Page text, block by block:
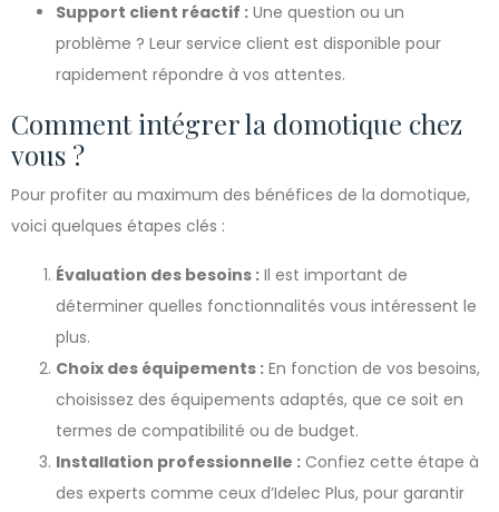
Support client réactif : Une question ou un
problème ? Leur service client est disponible pour
rapidement répondre à vos attentes.
Comment intégrer la domotique chez
vous ?
Pour profiter au maximum des bénéfices de la domotique,
voici quelques étapes clés :
Évaluation des besoins : Il est important de
déterminer quelles fonctionnalités vous intéressent le
plus.
Choix des équipements : En fonction de vos besoins,
choisissez des équipements adaptés, que ce soit en
termes de compatibilité ou de budget.
Installation professionnelle : Confiez cette étape à
des experts comme ceux d’Idelec Plus, pour garantir